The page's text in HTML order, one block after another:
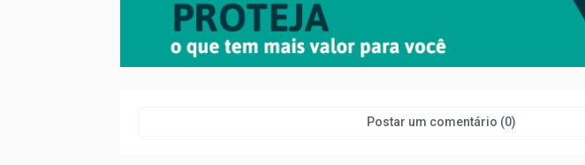
Postar um comentário (0)